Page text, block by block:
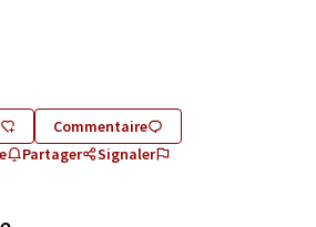
Commentaire
Partager Signaler